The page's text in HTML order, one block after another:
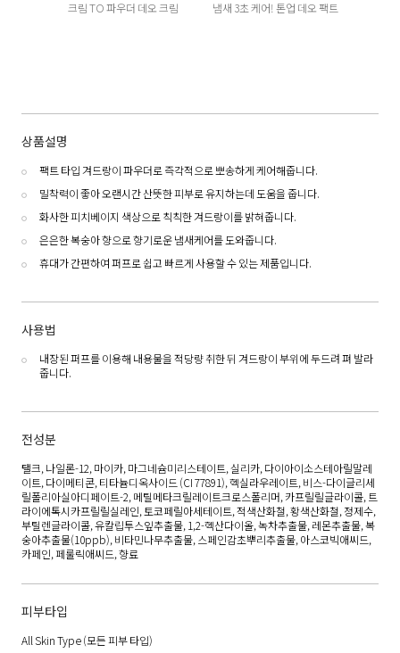
크림 TO 파우더 데오 크림
냄새 3초 케어! 톤업 데오 팩트
상품설명
팩트 타입 겨드랑이 파우더로 즉각적으로 뽀송하게 케어해줍니다.
밀착력이 좋아 오랜시간 산뜻한 피부로 유지하는데 도움을 줍니다.
화사한 피치베이지 색상으로 칙칙한 겨드랑이를 밝혀줍니다.
은은한 복숭아 향으로 향기로운 냄새케어를 도와줍니다.
휴대가 간편하여 퍼프로 쉽고 빠르게 사용할 수 있는 제품입니다.
사용법
내장된 퍼프를 이용해 내용물을 적당량 취한 뒤 겨드랑이 부위에 두드려 펴 발라
줍니다.
전성분
탤크, 나일론-12, 마이카, 마그네슘미리스테이트, 실리카, 다이아이소스테아릴말레
이트, 다이메티콘, 티타늄디옥사이드 (CI 77891), 헥실라우레이트, 비스-다이글리세
릴폴리아실아디페이트-2, 메틸메타크릴레이트크로스폴리머, 카프릴릴글라이콜, 트
라이에톡시카프릴릴실레인, 토코페릴아세테이트, 적색산화철, 황색산화철, 정제수,
부틸렌글라이콜, 유칼립투스잎추출물, 1,2-헥산다이올, 녹차추출물, 레몬추출물, 복
숭아추출물(10ppb), 비타민나무추출물, 스페인감초뿌리추출물, 아스코빅애씨드,
카페인, 페룰릭애씨드, 향료
피부타입
All Skin Type(모든 피부 타입)